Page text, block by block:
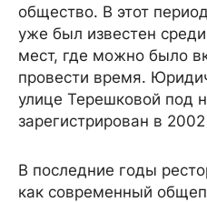
общество. В этот
уже был известен
мест, где можно было
провести время.
улице Терешковой под
зарегистрирован в 2002
В последние годы
как современный